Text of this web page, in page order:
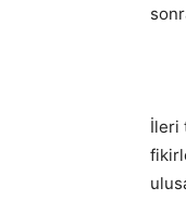
İleri